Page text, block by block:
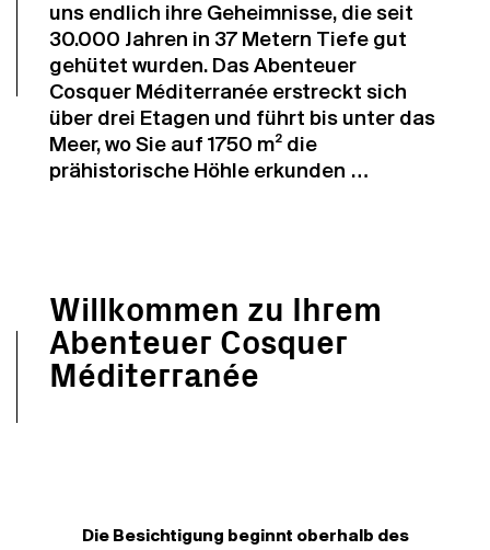
uns endlich ihre Geheimnisse, die seit
30.000 Jahren in 37 Metern Tiefe gut
gehütet wurden. Das Abenteuer
Cosquer Méditerranée erstreckt sich
über drei Etagen und führt bis unter das
Meer, wo Sie auf 1750 m² die
prähistorische Höhle erkunden …
Willkommen zu Ihrem
Abenteuer Cosquer
Méditerranée
Die Besichtigung beginnt oberhalb des